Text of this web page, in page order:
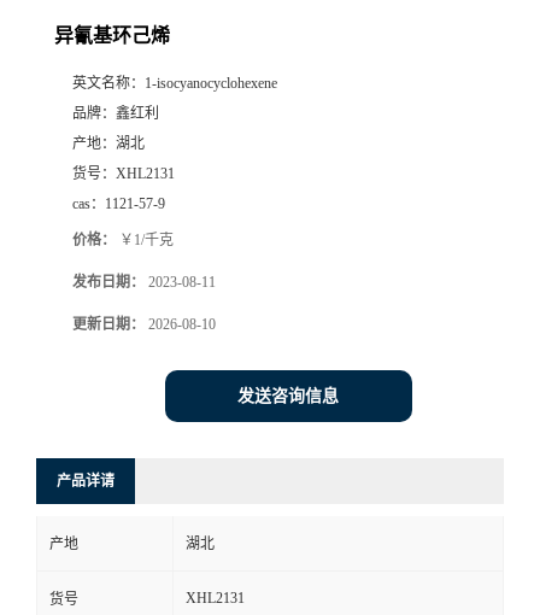
异氰基环己烯
英文名称： 1-isocyanocyclohexene
品牌： 鑫红利
产地： 湖北
货号： XHL2131
cas： 1121-57-9
价格： ￥1/千克
发布日期： 2023-08-11
更新日期： 2026-08-10
发送咨询信息
产品详请
产地 湖北
货号 XHL2131